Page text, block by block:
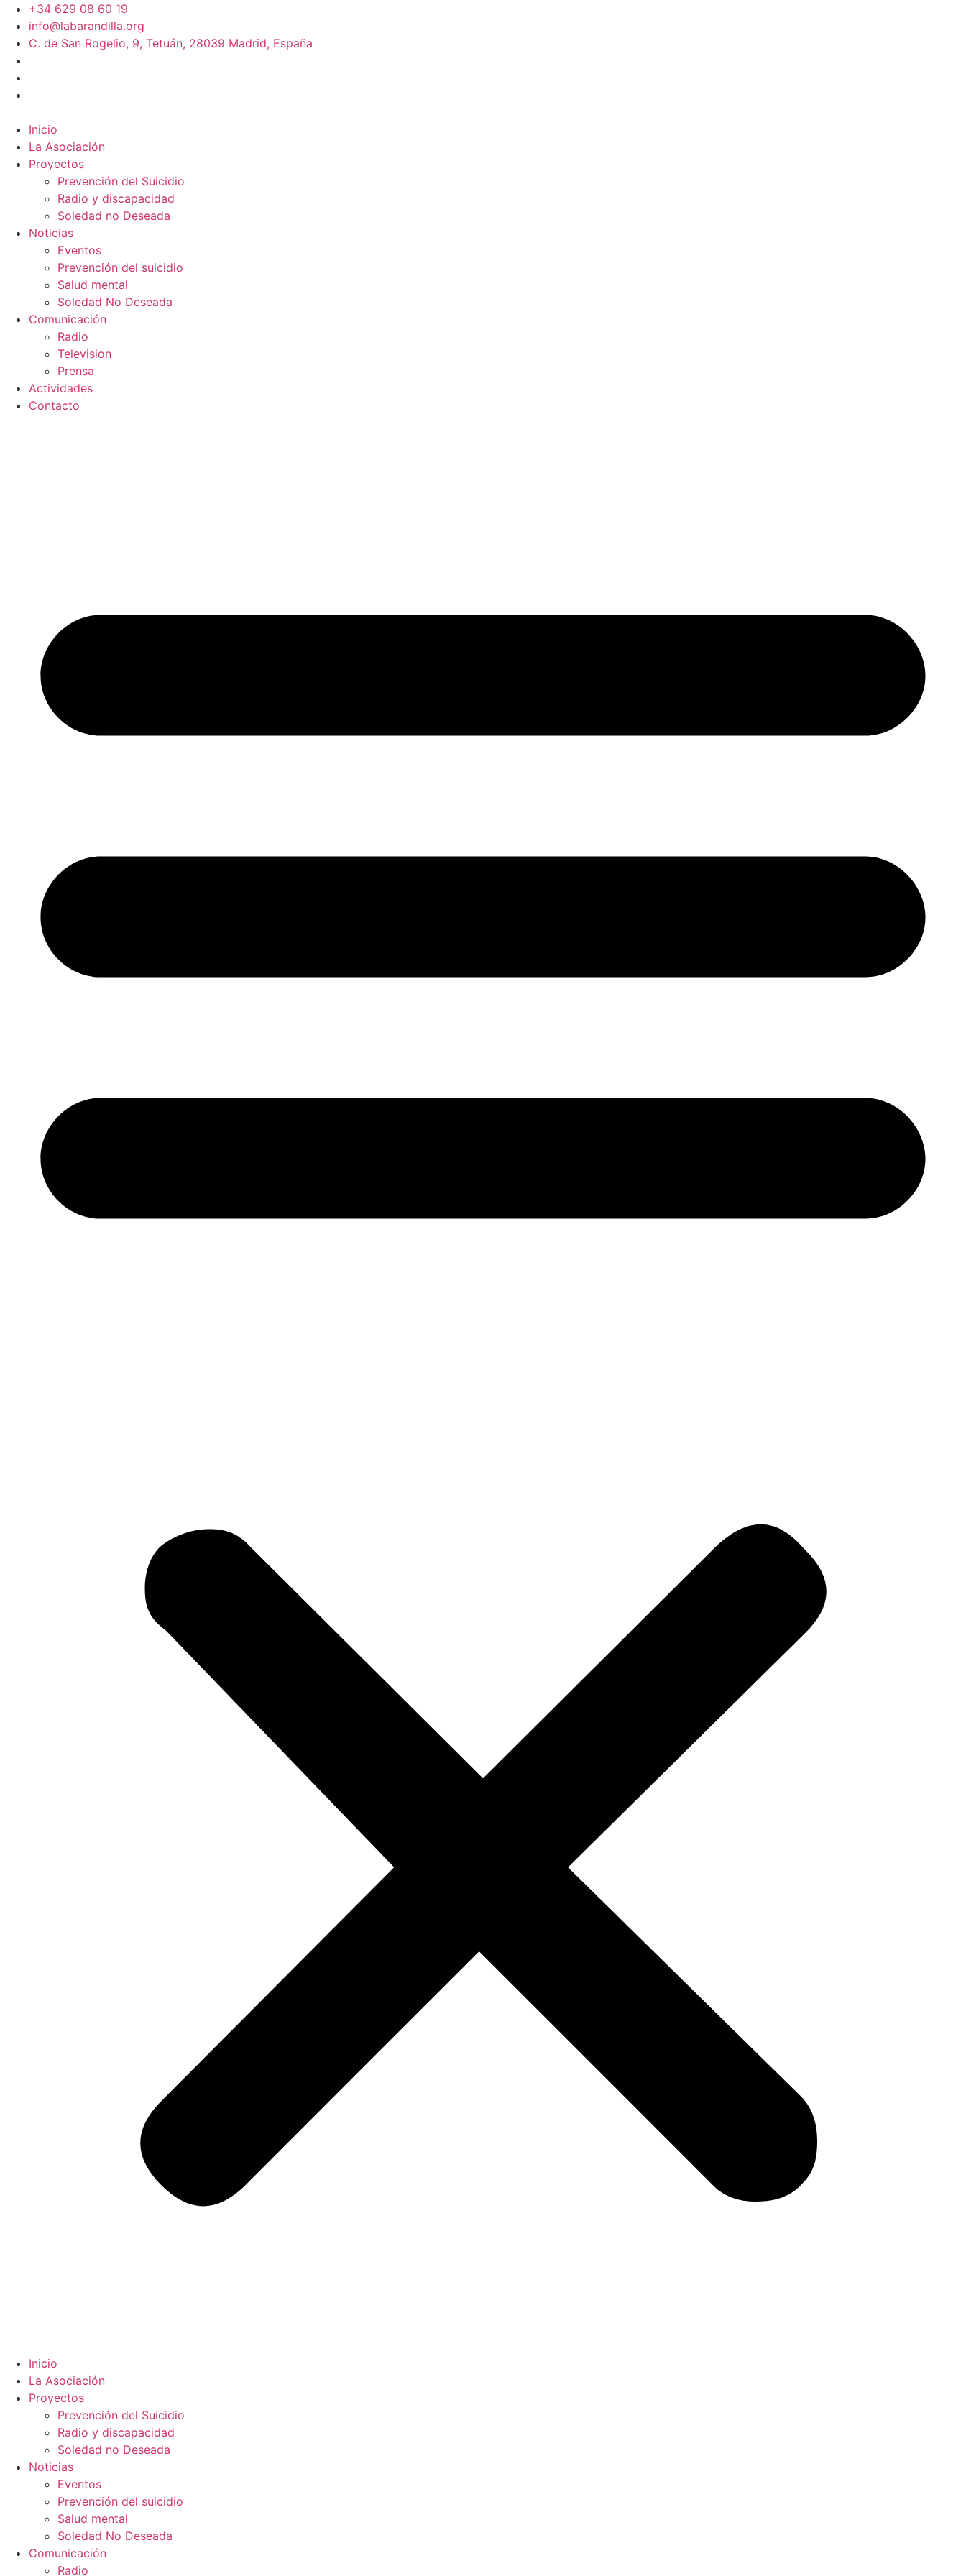
+34 629 08 60 19
info@labarandilla.org
C. de San Rogelio, 9, Tetuán, 28039 Madrid, España
Inicio
La Asociación
Proyectos
Prevención del Suicidio
Radio y discapacidad
Soledad no Deseada
Noticias
Eventos
Prevención del suicidio
Salud mental
Soledad No Deseada
Comunicación
Radio
Television
Prensa
Actividades
Contacto
Inicio
La Asociación
Proyectos
Prevención del Suicidio
Radio y discapacidad
Soledad no Deseada
Noticias
Eventos
Prevención del suicidio
Salud mental
Soledad No Deseada
Comunicación
Radio